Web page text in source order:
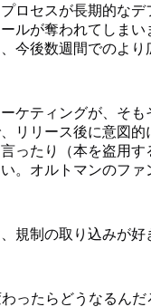
ロセスが長期的な
ルが奪われてしま
今後数週間でのよ
ケティングが、そ
リリース後に意図
ったり（本を盗用
。オルトマンのフ
規制の取り込みが好
わったらどうなるん